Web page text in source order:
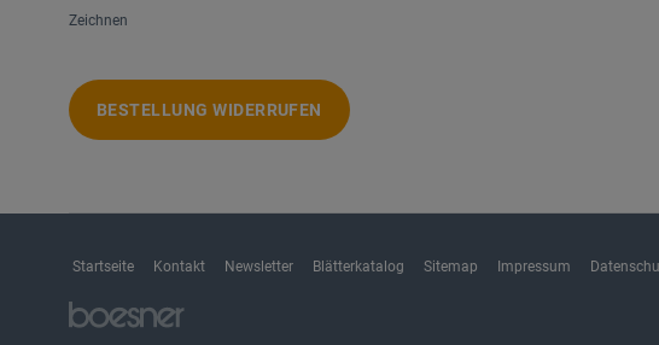
Zeichnen
BESTELLUNG WIDERRUFEN
Startseite Kontakt Newsletter Blätterkatalog Sitemap Impressum